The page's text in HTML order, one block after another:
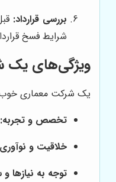
بررسی قرارداد:
شرایط فسخ
ویژگی‌های
یک شرکت معماری خوب،
تخصص و تجربه:
خلاقیت و
توجه به نیازها